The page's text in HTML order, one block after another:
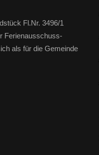
Fl.Nr. 3496/1
Ferienausschuss-
als für die Gemeinde